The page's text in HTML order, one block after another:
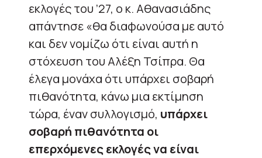
εκλογές του ’27, ο κ. Αθανασιάδης
απάντησε «θα διαφωνούσα με αυτό
και δεν νομίζω ότι είναι αυτή η
στόχευση του Αλέξη Τσίπρα. Θα
έλεγα μονάχα ότι υπάρχει σοβαρή
πιθανότητα, κάνω μια εκτίμηση
τώρα, έναν συλλογισμό, υπάρχει
σοβαρή πιθανότητα οι
επερχόμενες εκλογές να είναι